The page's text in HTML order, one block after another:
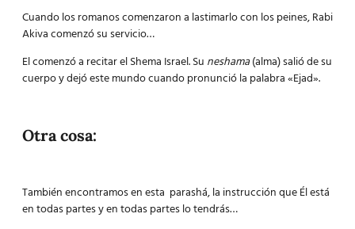
Cuando los romanos comenzaron a lastimarlo con los peines, Rabi
Akiva comenzó su servicio…
El comenzó a recitar el Shema Israel. Su neshama(alma) salió de su
cuerpo y dejó este mundo cuando pronunció la palabra «Ejad».
Otra cosa:
También encontramos en esta parashá, la instrucción que Él está
en todas partes y en todas partes lo tendrás…